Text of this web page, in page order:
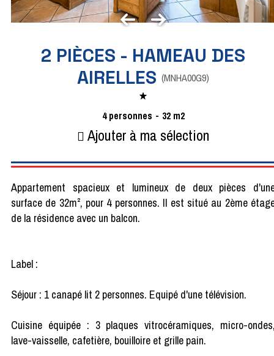
2 PIÈCES - HAMEAU DES
AIRELLES (MNHA00G9)
4 personnes 32 m2
Ajouter à ma sélection
Appartement spacieux et lumineux de deux pièces
surface de 32m², pour 4 personnes. Il est situé au 2ème
de la résidence avec un balcon.
Label :
Séjour : 1 canapé lit 2 personnes. Equipé d'une télévision.
Cuisine équipée : 3 plaques vitrocéramiques, micro-
lave-vaisselle, cafetière, bouilloire et grille pain.